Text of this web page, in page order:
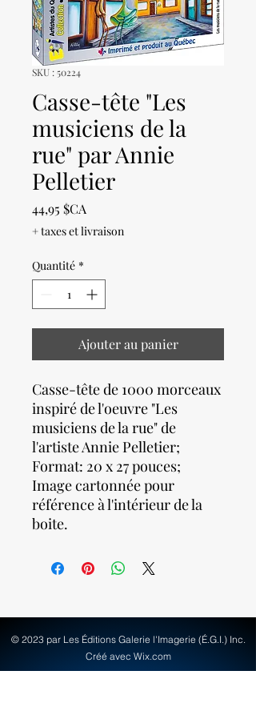
SKU : 50224
Casse-tête "Les
musiciens de la
rue" par Annie
Pelletier
44,95 $CA
+ taxes et livraison
Quantité *
Ajouter au panier
Casse-tête de 1000 morceaux
inspiré de l'oeuvre "Les
musiciens de la rue" de
l'artiste Annie Pelletier;
Format: 20 x 27 pouces;
Image cartonnée pour
référence à l'intérieur de la
boite.
© 2023 par Les Éditions Galerie l'Imagerie (É.G.I.) Inc.
Créé avec Wix.com